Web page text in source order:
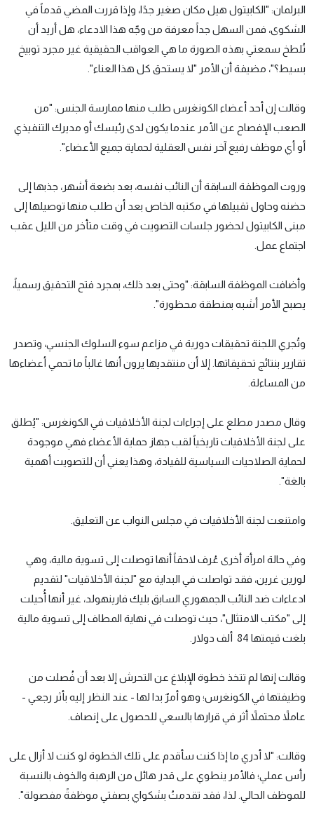
البرلمان: "الكابيتول هيل مكان صغير جدًا، وإذا قررت المضي قدماً في
الشكوى، فمن السهل جداً معرفة من وجّه هذا الادعاء، هل أريد أن
تُلطخ سمعتي بهذه الصورة ما هي العواقب الحقيقية غير مجرد توبيخ
بسيط؟"، مضيفة أن الأمر "لا يستحق كل هذا العناء".
وقالت إن أحد أعضاء الكونغرس طلب منها ممارسة الجنس: "من
الصعب الإفصاح عن الأمر عندما يكون لدى رئيسك أو مديرك التنفيذي
أو أي موظف رفيع آخر نفس العقلية لحماية جميع الأعضاء".
وروت الموظفة السابقة أن النائب نفسه، بعد بضعة أشهر، جذبها إلى
حضنه وحاول تقبيلها في مكتبه الخاص بعد أن طلب منها توصيلها إلى
مبنى الكابيتول لحضور جلسات التصويت في وقت متأخر من الليل عقب
اجتماع عمل.
وأضافت الموظفة السابقة: "وحتى بعد ذلك، بمجرد فتح التحقيق رسمياً،
يصبح الأمر أشبه بمنطقة محظورة".
وتُجري اللجنة تحقيقات دورية في مزاعم سوء السلوك الجنسي، وتصدر
تقارير بنتائج تحقيقاتها. إلا أن منتقديها يرون أنها غالباً ما تحمي أعضاءها
من المساءلة.
وقال مصدر مطلع على إجراءات لجنة الأخلاقيات في الكونغرس: "يُطلق
على لجنة الأخلاقيات تاريخياً لقب جهاز حماية الأعضاء فهي موجودة
لحماية الصلاحيات السياسية للقيادة، وهذا يعني أن للتصويت أهمية
بالغة".
وامتنعت لجنة الأخلاقيات في مجلس النواب عن التعليق.
وفي حالة امرأة أخرى عُرف لاحقاً أنها توصلت إلى تسوية مالية، وهي
لورين غرين، فقد تواصلت في البداية مع "لجنة الأخلاقيات" لتقديم
ادعاءات ضد النائب الجمهوري السابق بليك فارينهولد، غير أنها أُحيلت
إلى "مكتب الامتثال"، حيث توصلت في نهاية المطاف إلى تسوية مالية
بلغت قيمتها 84 ألف دولار.
وقالت إنها لم تتخذ خطوة الإبلاغ عن التحرش إلا بعد أن فُصلت من
وظيفتها في الكونغرس؛ وهو أمرٌ بدا لها - عند النظر إليه بأثر رجعي -
عاملاً محتملاً أثر في قرارها بالسعي للحصول على إنصاف.
وقالت: "لا أدري ما إذا كنت سأقدم على تلك الخطوة لو كنت لا أزال على
رأس عملي؛ فالأمر ينطوي على قدر هائل من الرهبة والخوف بالنسبة
للموظف الحالي. لذا، فقد تقدمتُ بشكواي بصفتي موظفةً مفصولة".